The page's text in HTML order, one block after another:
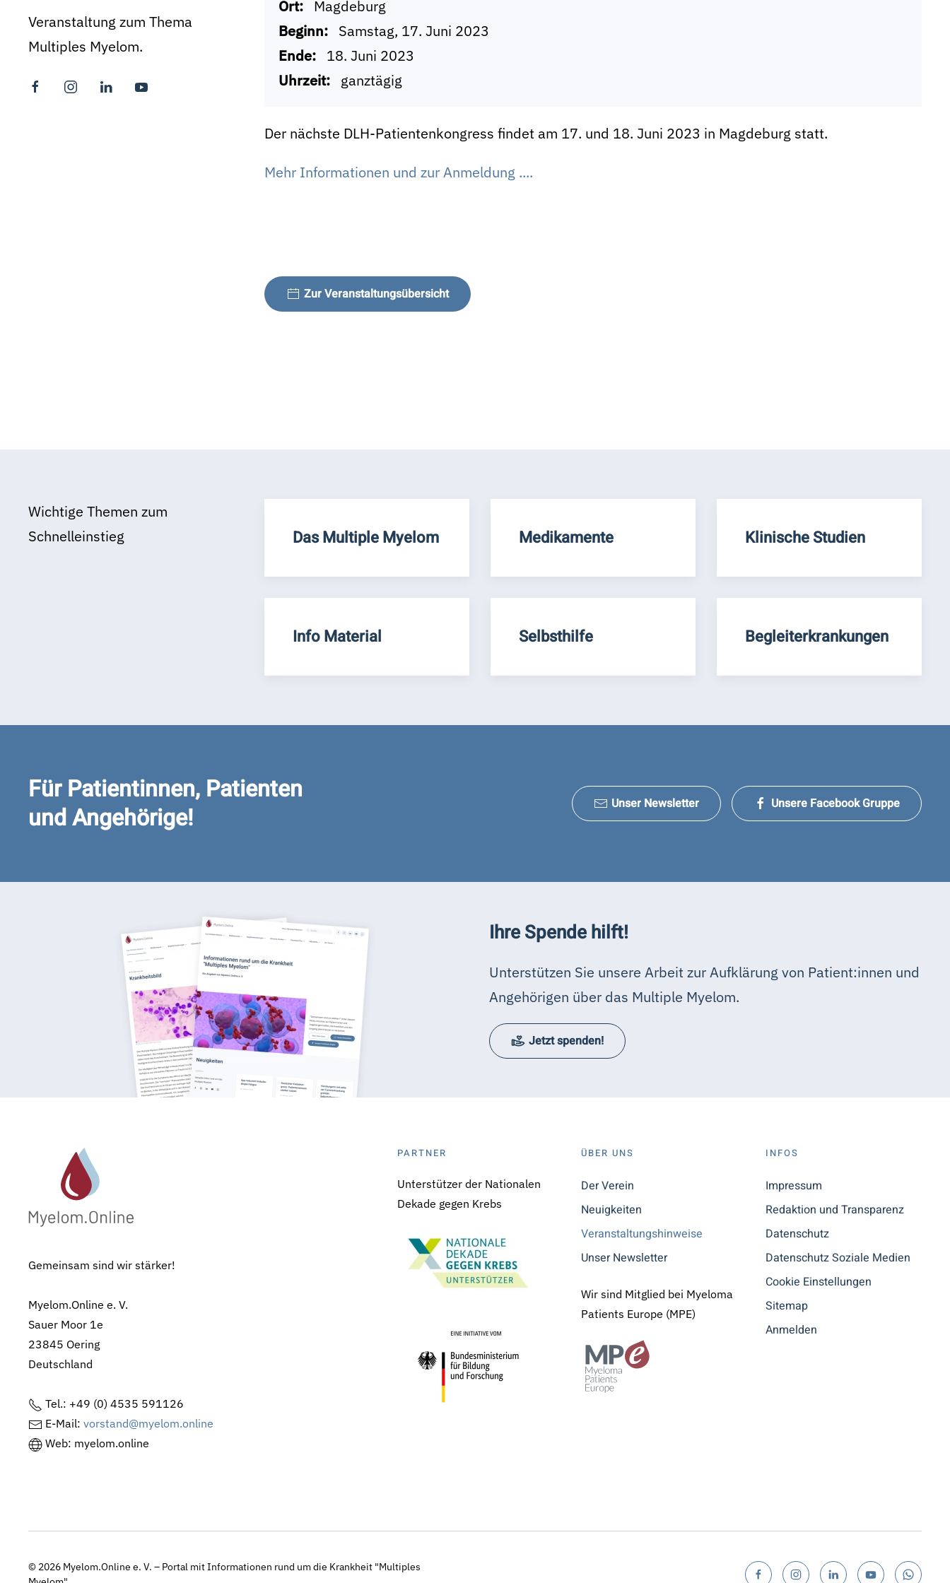
Veranstaltung zum Thema
Multiples Myelom.
Ort:
Magdeburg
Beginn:
Samstag, 17. Juni 2023
Ende:
18. Juni 2023
Uhrzeit:
ganztägig
Der nächste DLH-Patientenkongress findet am 17. und 18. Juni 2023 in Magdeburg statt.
Mehr Informationen und zur Anmeldung ....
Zur Veranstaltungsübersicht
Wichtige Themen zum
Schnelleinstieg
Das Multiple Myelom Medikamente Klinische Studien
Info Material Selbsthilfe Begleiterkrankungen
Für Patientinnen, Patienten
und Angehörige!
Unser Newsletter Unsere Facebook Gruppe
Ihre Spende hilft!
Unterstützen Sie unsere Arbeit zur Aufklärung von Patient:innen und
Angehörigen über das Multiple Myelom.
Jetzt spenden!
Gemeinsam sind wir stärker!
Myelom.Online e. V.
Sauer Moor 1e
23845 Oering
Deutschland
Tel.: +49 (0) 4535 591126
E-Mail: vorstand@myelom.online
Web: myelom.online
PARTNER
Unterstützer der Nationalen
Dekade gegen Krebs
ÜBER UNS
Der Verein
Neuigkeiten
Veranstaltungshinweise
Unser Newsletter
Wir sind Mitglied bei Myeloma
Patients Europe (MPE)
INFOS
Impressum
Redaktion und Transparenz
Datenschutz
Datenschutz Soziale Medien
Cookie Einstellungen
Sitemap
Anmelden
© 2026 Myelom.Online e. V. – Portal mit Informationen rund um die Krankheit "Multiples